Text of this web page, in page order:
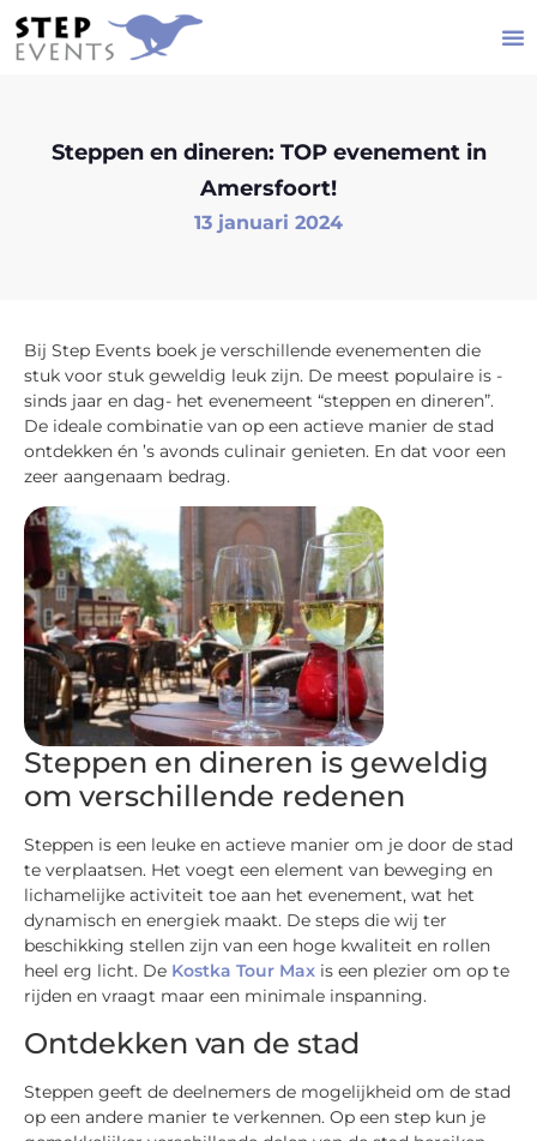
Steppen en dineren: TOP evenement in
Amersfoort!
13 januari 2024
Bij Step Events boek je verschillende evenementen die
stuk voor stuk geweldig leuk zijn. De meest populaire is -
sinds jaar en dag- het evenemeent “steppen en dineren”.
De ideale combinatie van op een actieve manier de stad
ontdekken én ’s avonds culinair genieten. En dat voor een
zeer aangenaam bedrag.
Steppen en dineren is geweldig
om verschillende redenen
Steppen is een leuke en actieve manier om je door de stad
te verplaatsen. Het voegt een element van beweging en
lichamelijke activiteit toe aan het evenement, wat het
dynamisch en energiek maakt. De steps die wij ter
beschikking stellen zijn van een hoge kwaliteit en rollen
heel erg licht. De Kostka Tour Max is een plezier om op te
rijden en vraagt maar een minimale inspanning.
Ontdekken van de stad
Steppen geeft de deelnemers de mogelijkheid om de stad
op een andere manier te verkennen. Op een step kun je